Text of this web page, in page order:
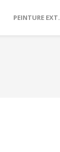
PEINTURE EXT.